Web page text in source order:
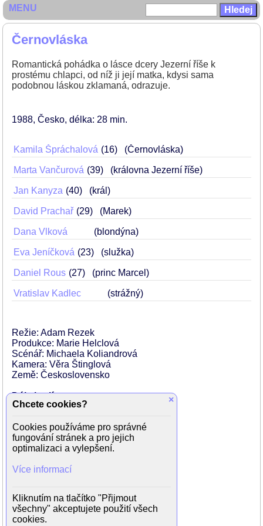
Černovláska
Romantická pohádka o lásce dcery Jezerní říše k
prostému chlapci, od níž ji její matka, kdysi sama
podobnou láskou zklamaná, odrazuje.
1988 Česko délka: 28 min
Kamila Špráchalová 16 (Černovláska)
Marta Vančurová 39 (královna Jezerní říše)
Jan Kanyza 40 (král)
David Prachař 29 (Marek)
Dana Vlková (blondýna)
Eva Jeníčková 23 (služka)
Daniel Rous 27 (princ Marcel)
Vratislav Kadlec (strážný)
Režie: Adam Rezek
Produkce: Marie Helclová
Scénář: Michaela Koliandrová
Kamera: Věra Štinglová
Země: Československo
Dále hrají:
Milena Auská
Kateřina Jelínková
Ivo Kadlec
Jan Kodet
Anežka Krutská
Antonín Schneider
Milan Slabihoud
Martina Zemanová
MENU
×
Chcete cookies?
Cookies používáme pro správné
fungování stránek a pro jejich
optimalizaci a vylepšení.
Více informací
Kliknutím na tlačítko "Přijmout
všechny" akceptujete použití všech
cookies.